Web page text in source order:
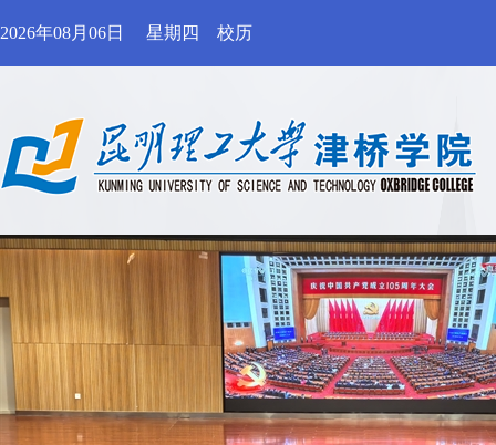
2026年08月06日 星期四 校历